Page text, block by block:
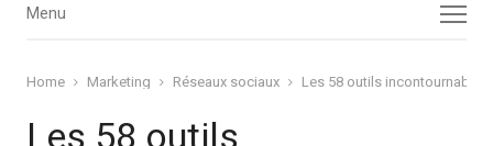
Menu
Menu
Home Marketing Réseaux sociaux Les 58 outils